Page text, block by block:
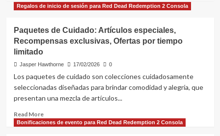
por tiempo limitado, Eventos
Bonificaciones de evento para Red Dead
Redemption 2 Consola
Recompensas exclusivas
Regalos de inicio de sesión para Red Dead Redemption 2 Consola
Paquetes de Cuidado: Artículos especiales,
Recompensas exclusivas, Ofertas por tiempo
limitado
Jasper Hawthorne 17/02/2026 0
Los paquetes de cuidado son colecciones cuidadosamente
seleccionadas diseñadas para brindar comodidad y alegría, que
presentan una mezcla de artículos...
Read MoreRead
more
Bonificaciones de evento para Red Dead Redemption 2 Consola